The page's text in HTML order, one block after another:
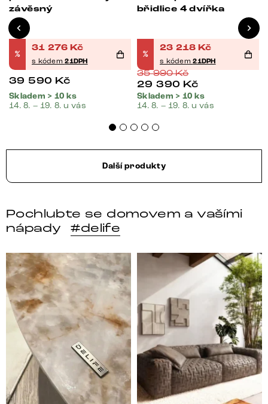
závěsný
%
31 276 Kč
s kódem21DPH
39 590 Kč
Skladem > 10 ks
14. 8. – 19. 8. u vás
břidlice 4 dvířka
%
23 218 Kč
s kódem21DPH
35 990Kč
29 390 Kč
Skladem > 10 ks
14. 8. – 19. 8. u vás
Další produkty
Pochlubte se domovem a vašími
nápady
#delife
DELIFE – Nábytek, který promění dům v domov. Domo
Místo, kam se budeš těšit